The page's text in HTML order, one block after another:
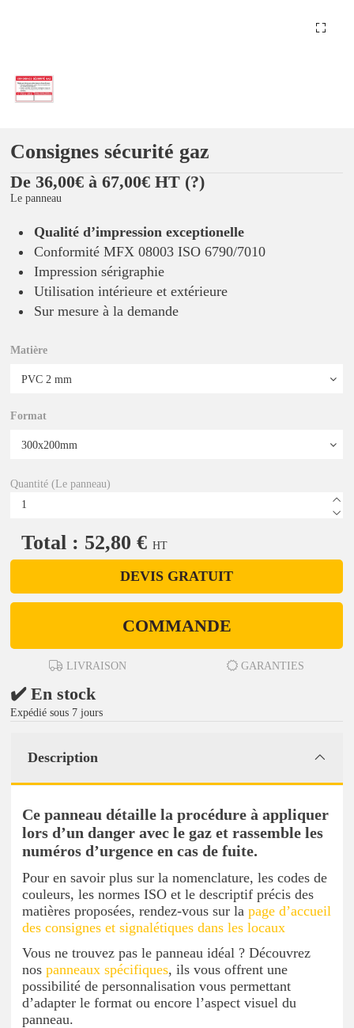
Consignes sécurité gaz
De 36,00€ à 67,00€ HT (?)
Le panneau
Qualité d’impression exceptionelle
Conformité MFX 08003 ISO 6790/7010
Impression sérigraphie
Utilisation intérieure et extérieure
Sur mesure à la demande
Matière
Format
Quantité (Le panneau)
Total : 52,80 € HT
DEVIS GRATUIT
COMMANDE
LIVRAISON GARANTIES
✔️ En stock
Expédié sous 7 jours
Description
Ce panneau détaille la procédure à appliquer
lors d’un danger avec le gaz et rassemble les
numéros d’urgence en cas de fuite.
Pour en savoir plus sur la nomenclature, les codes de
couleurs, les normes ISO et le descriptif précis des
matières proposées, rendez-vous sur la page d’accueil
des consignes et signalétiques dans les locaux
Vous ne trouvez pas le panneau idéal ? Découvrez
nos panneaux spécifiques, ils vous offrent une
possibilité de personnalisation vous permettant
d’adapter le format ou encore l’aspect visuel du
panneau.